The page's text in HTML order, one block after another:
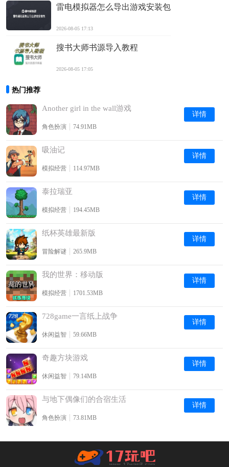
雷电模拟器怎么导出游戏安装包
2026-08-05 17:13
搜书大师书源导入教程
2026-08-05 17:05
热门推荐
Another girl in the wall游戏
角色扮演 74.91MB
详情
吸油记
模拟经营 114.97MB
详情
泰拉瑞亚
模拟经营 194.45MB
详情
纸杯英雄最新版
冒险解谜 265.9MB
详情
我的世界：移动版
模拟经营 1701.53MB
详情
728game一言纸上战争
休闲益智 59.66MB
详情
奇趣方块游戏
休闲益智 79.14MB
详情
与地下偶像们的合宿生活
角色扮演 73.81MB
详情